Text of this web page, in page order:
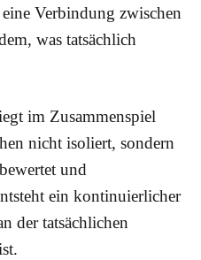
Verbindung zwischen
was tatsächlich
im Zusammenspiel
nicht isoliert, sondern
und
ein kontinuierlicher
der tatsächlichen